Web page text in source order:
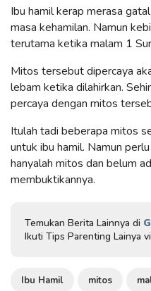
Ibu hamil kerap merasa
masa kehamilan. Namun
terutama ketika malam 1
Mitos tersebut dipercaya
lebam ketika dilahirkan.
percaya dengan mitos
Itulah tadi beberapa mitos
untuk ibu hamil. Namun
hanyalah mitos dan belum
membuktikannya.
Temukan Berita Lainnya di
Ikuti Tips Parenting Lainya
Ibu Hamil mitos